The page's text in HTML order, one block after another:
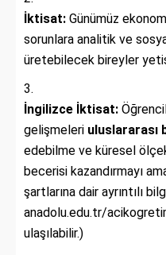
İktisat: Günümüz
sorunlara analitik ve
üretebilecek bireyler
İngilizce İktisat:
gelişmeleri uluslararası
edebilme ve küresel
becerisi kazandırmayı
şartlarına dair ayrıntılı
anadolu.edu.tr/
ulaşılabilir.)